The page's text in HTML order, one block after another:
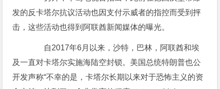
发的反卡塔尔抗议活动也因支付示威者的指控而受到抨
击，这些活动也得到阿联酋新闻媒体的曝光。
自2017年6月以来，沙特，巴林，阿联酋和埃
及一直对卡塔尔实施海陆空封锁。美国总统特朗普也公
开发声称“不幸的是，卡塔尔长期以来对于恐怖主义的资